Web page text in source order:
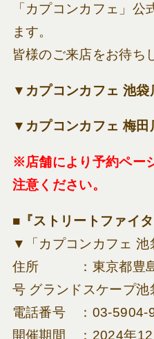
「カプコンカフェ」公
ます。
皆様のご来店をお待ち
▼カプコンカフェ 池
▼カプコンカフェ 梅
※店舗により予約ペー
注意ください。
■『ストリートファイ
▼「カプコンカフェ 池
住所 ：東京都豊島
号 グランドスケープ池
電話番号 ：03-5904-
開催期間 ：2024年12